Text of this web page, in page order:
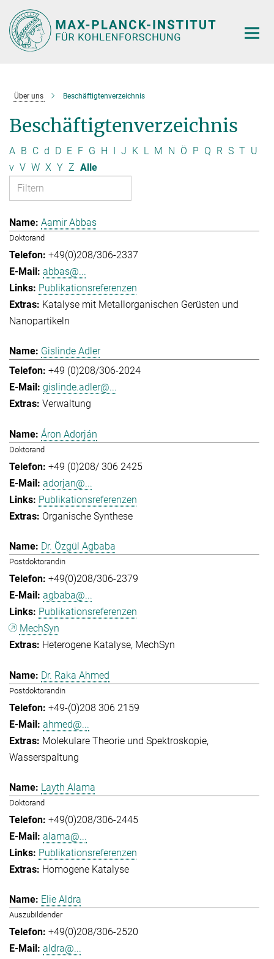
Hauptinhalt
Über uns Beschäftigtenverzeichnis
Beschäftigtenverzeichnis
A B C d D E F G H I J K L M N Ö P Q R S T U
v V W X Y Z Alle
Aamir Abbas
Doktorand
+49(0)208/306-2337
abbas@...
Publikationsreferenzen
Katalyse mit Metallorganischen Gerüsten und
Nanopartikeln
Gislinde Adler
+49 (0)208/306-2024
gislinde.adler@...
Verwaltung
Áron Adorján
Doktorand
+49 (0)208/ 306 2425
adorjan@...
Publikationsreferenzen
Organische Synthese
Dr. Özgül Agbaba
Postdoktorandin
+49(0)208/306-2379
agbaba@...
Publikationsreferenzen
MechSyn
Heterogene Katalyse MechSyn
Dr. Raka Ahmed
Postdoktorandin
+49-(0)208 306 2159
ahmed@...
Molekulare Theorie und Spektroskopie
Wasserspaltung
Layth Alama
Doktorand
+49(0)208/306-2445
alama@...
Publikationsreferenzen
Homogene Katalyse
Elie Aldra
Auszubildender
+49(0)208/306-2520
aldra@...